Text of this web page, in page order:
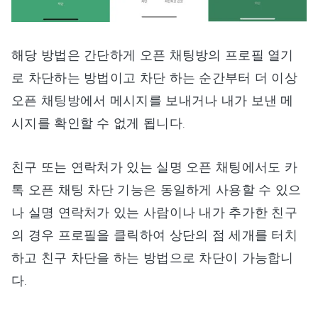
해당 방법은 간단하게 오픈 채팅방의 프로필 열기
로 차단하는 방법이고 차단 하는 순간부터 더 이상
오픈 채팅방에서 메시지를 보내거나 내가 보낸 메
시지를 확인할 수 없게 됩니다.
친구 또는 연락처가 있는 실명 오픈 채팅에서도 카
톡 오픈 채팅 차단 기능은 동일하게 사용할 수 있으
나 실명 연락처가 있는 사람이나 내가 추가한 친구
의 경우 프로필을 클릭하여 상단의 점 세개를 터치
하고 친구 차단을 하는 방법으로 차단이 가능합니
다.